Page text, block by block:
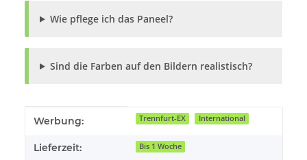
Wie pflege ich das Paneel?
Sind die Farben auf den Bildern realistisch?
Produkteigenschaft
Wert
Werbung: Trennfurt-EX International
Lieferzeit: Bis 1 Woche